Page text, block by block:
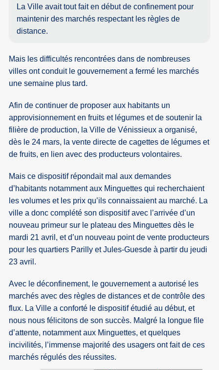
La Ville avait tout fait en début de confinement pour
maintenir des marchés respectant les règles de
distance.
Mais les difficultés rencontrées dans de nombreuses
villes ont conduit le gouvernement a fermé les marchés
une semaine plus tard.
Afin de continuer de proposer aux habitants un
approvisionnement en fruits et légumes et de soutenir la
filière de production, la Ville de Vénissieux a organisé,
dès le 24 mars, la vente directe de cagettes de légumes et
de fruits, en lien avec des producteurs volontaires.
Mais ce dispositif répondait mal aux demandes
d’habitants notamment aux Minguettes qui recherchaient
les volumes et les prix qu’ils connaissaient au marché. La
ville a donc complété son dispositif avec l’arrivée d’un
nouveau primeur sur le plateau des Minguettes dès le
mardi 21 avril, et d’un nouveau point de vente producteurs
pour les quartiers Parilly et Jules-Guesde à partir du jeudi
23 avril.
Avec le déconfinement, le gouvernement a autorisé les
marchés avec des règles de distances et de contrôle des
flux. La Ville a conforté le dispositif étudié au début, et
nous nous félicitons de son succès. Malgré la longue file
d’attente, notamment aux Minguettes, et quelques
incivilités, l’immense majorité des usagers ont fait de ces
marchés régulés des réussites.